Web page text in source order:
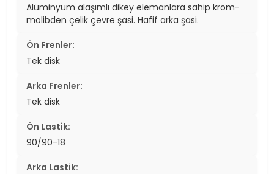
Alüminyum alaşımlı dikey elemanlara sahip krom-
molibden çelik çevre şasi. Hafif arka şasi.
Ön Frenler:
Tek disk
Arka Frenler:
Tek disk
Ön Lastik:
90/90-18
Arka Lastik: